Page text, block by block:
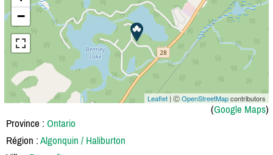
−
Leaflet | ⒸOpenStreetMapcontributors
(Google Maps)
Province : Ontario
Région : Algonquin / Haliburton